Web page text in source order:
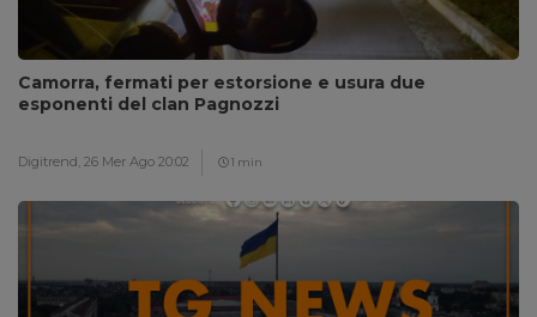
Camorra, fermati per estorsione e usura due
esponenti del clan Pagnozzi
Digitrend, 26 Mer Ago 20:02 1 min